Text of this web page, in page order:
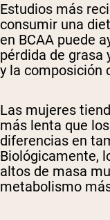
Estudios más
consumir una
en BCAA puede
pérdida de grasa
y la composición
Las mujeres
más lenta que
diferencias en
Biológicamente,
altos de masa
metabolismo